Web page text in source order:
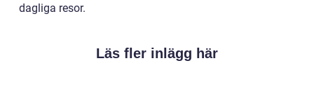
dagliga resor.
Läs fler inlägg här